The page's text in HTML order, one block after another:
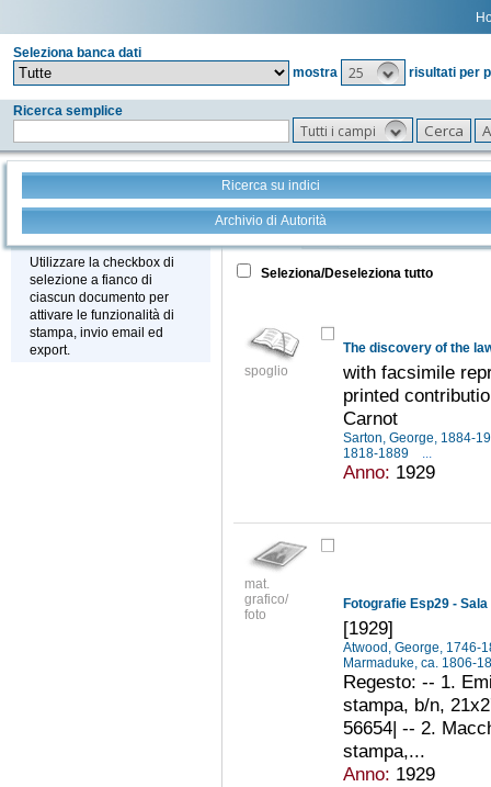
Seleziona banca dati
mostra
25 risultati per
Ricerca semplice
Tutti i campi
Ricerca su indici
Archivio di Autorità
Stampa - Email - Export
Utilizzare la checkbox di
selezione a fianco di
ciascun documento per
attivare le funzionalità di
stampa, invio email ed
export.
Tutto +
Seleziona/Deseleziona tutto
spoglio
The discovery of the
with facsimile
printed
Carnot
Sarton, George, 1884-
1818-1889
...
Anno: 1929
mat.
grafico/
foto
[1929]
Atwood, George, 1746-
Marmaduke, ca. 1806-
Regesto: -- 1.
stampa, b/n,
56654| -- 2.
stampa,...
Anno: 1929